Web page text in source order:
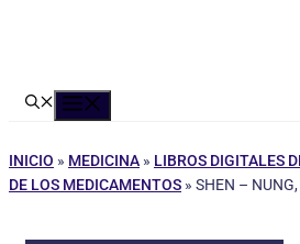
INICIO » MEDICINA » LIBROS DIGITALES
DE LOS MEDICAMENTOS » SHEN –